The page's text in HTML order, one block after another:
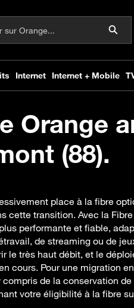
Orange
(88).
place à la fibre
cette transition. Avec la
performante et fiable,
de streaming ou de
le très haut débit, et le
cours. Pour une migration
de la conservation
votre éligibilité à la fibre